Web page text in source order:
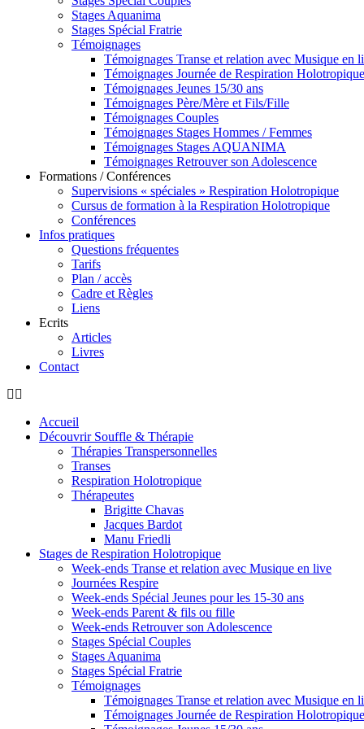
Stages Aquanima
Stages Spécial Fratrie
Témoignages
Témoignages Transe et relation avec Musique en
Témoignages Journée de Respiration Holotropique
Témoignages Jeunes 15/30 ans
Témoignages Père/Mère et Fils/Fille
Témoignages Couples
Témoignages Stages Hommes / Femmes
Témoignages Stages AQUANIMA
Témoignages Retrouver son Adolescence
Formations / Conférences
Supervisions « spéciales » Respiration Holotropique
Cursus de formation à la Respiration Holotropique
Conférences
Infos pratiques
Questions fréquentes
Tarifs
Plan / accès
Cadre et Règles
Liens
Ecrits
Articles
Livres
Contact
Accueil
Découvrir Souffle & Thérapie
Thérapies Transpersonnelles
Transes
Respiration Holotropique
Thérapeutes
Brigitte Chavas
Jacques Bardot
Manu Friedli
Stages de Respiration Holotropique
Week-ends Transe et relation avec Musique en live
Journées Respire
Week-ends Spécial Jeunes pour les 15-30 ans
Week-ends Parent & fils ou fille
Week-ends Retrouver son Adolescence
Stages Spécial Couples
Stages Aquanima
Stages Spécial Fratrie
Témoignages
Témoignages Transe et relation avec Musique en
Témoignages Journée de Respiration Holotropique